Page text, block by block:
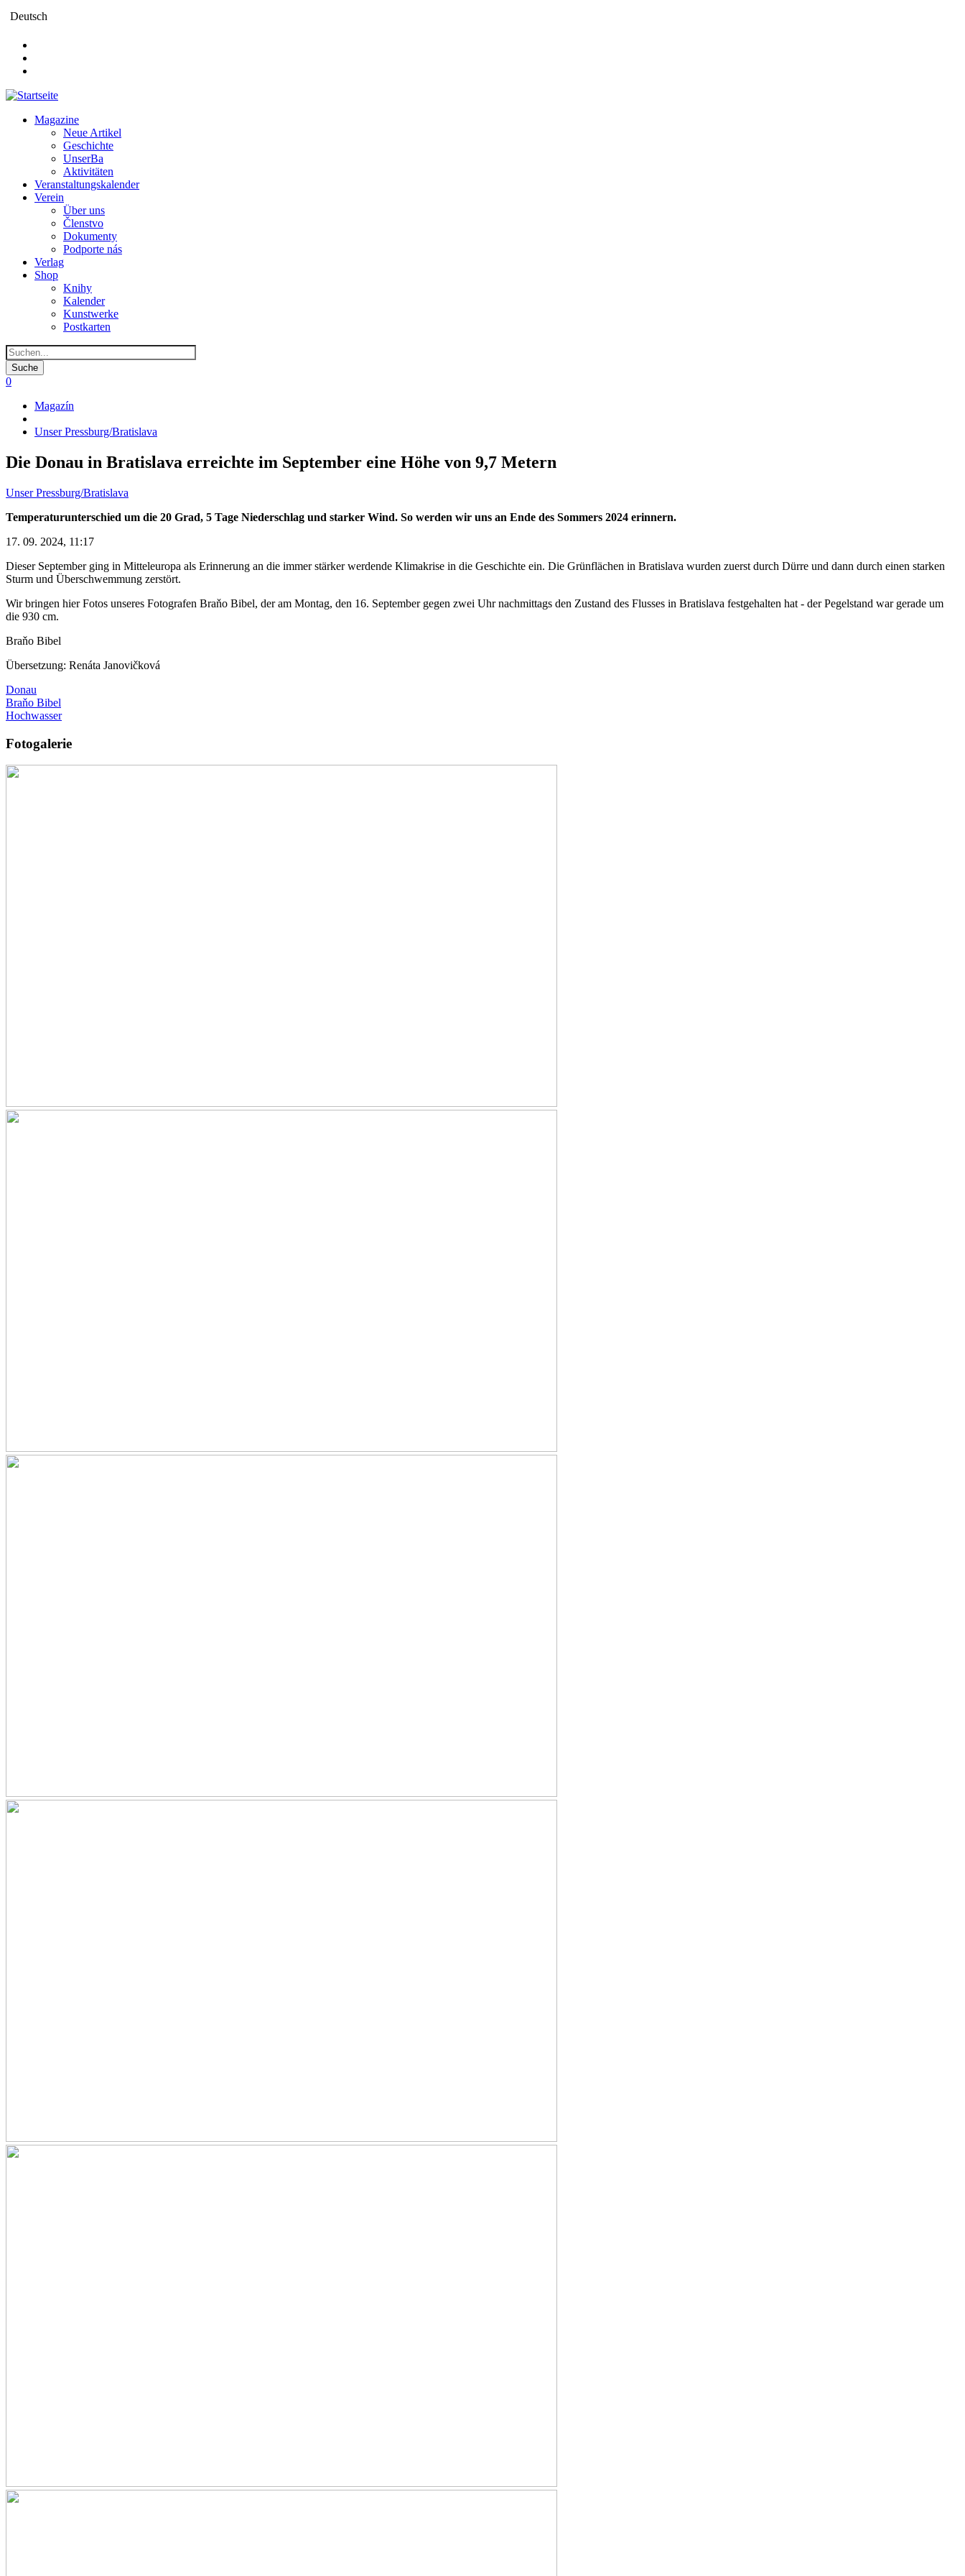
Direkt
Deutsch
navigation
Magazine
Neue Artikel
Geschichte
UnserBa
Aktivitäten
Veranstaltungskalender
Verein
Über uns
Členstvo
Dokumenty
Podporte nás
Verlag
Shop
Knihy
Kalender
Kunstwerke
Postkarten
0
Pfadnavigation
Magazín
Unser Pressburg/Bratislava
Die Donau in Bratislava erreichte im September eine Höhe von 9,7 Metern
Unser Pressburg/Bratislava
Temperaturunterschied um die 20 Grad, 5 Tage Niederschlag und starker Wind. So werden wir uns an Ende des Sommers 2024 erinnern.
17. 09. 2024, 11:17
Dieser September ging in Mitteleuropa als Erinnerung an die immer stärker werdende Klimakrise in die Geschichte ein. Die Grünflächen in Bratislava wurden zuerst durch Dürre und dann durch einen starken
Sturm und Überschwemmung zerstört.
Wir bringen hier Fotos unseres Fotografen Braňo Bibel, der am Montag, den 16. September gegen zwei Uhr nachmittags den Zustand des Flusses in Bratislava festgehalten hat - der Pegelstand war gerade um
die 930 cm.
Braňo Bibel
Übersetzung: Renáta Janovičková
Donau
Braňo Bibel
Hochwasser
Fotogalerie